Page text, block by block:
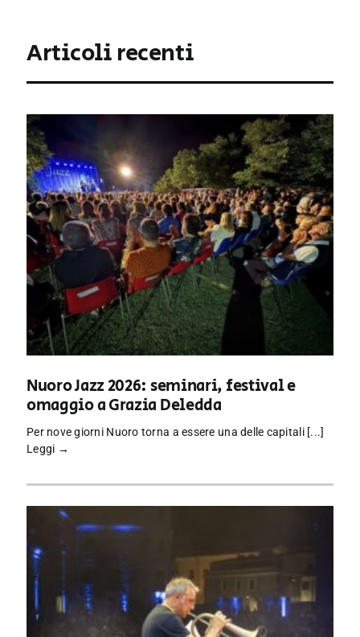
Articoli recenti
Nuoro Jazz 2026: seminari, festival e
omaggio a Grazia Deledda
Per nove giorni Nuoro torna a essere una delle capitali [...]
Leggi →